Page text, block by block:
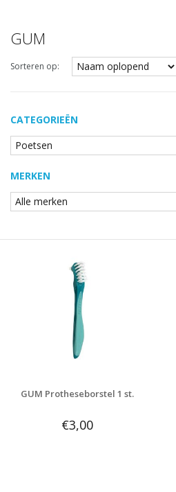
GUM
Sorteren op:
CATEGORIEËN
MERKEN
GUM Protheseborstel 1 st.
€3,00